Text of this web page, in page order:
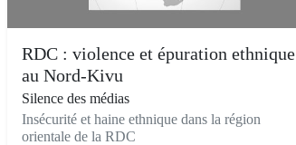
RDC : violence et épuration ethnique
au Nord-Kivu
Silence des médias
Insécurité et haine ethnique dans la région
orientale de la RDC